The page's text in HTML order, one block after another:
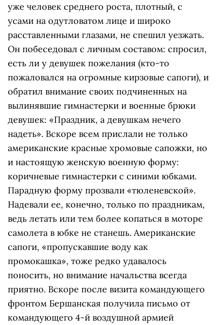
уже человек среднего роста, плотный, с
усами на одутловатом лице и широко
расставленными глазами, не спешил уезжать.
Он побеседовал с личным составом: спросил,
есть ли у девушек пожелания (кто-то
пожаловался на огромные кирзовые сапоги), и
обратил внимание своих подчиненных на
вылинявшие гимнастерки и военные брюки
девушек: «Праздник, а девушкам нечего
надеть». Вскоре всем прислали не только
американские красные хромовые сапожки, но
и настоящую женскую военную форму:
коричневые гимнастерки с синими юбками.
Парадную форму прозвали «тюленевской».
Надевали ее, конечно, только по праздникам,
ведь летать или тем более копаться в моторе
самолета в юбке не станешь. Американские
сапоги, «пропускавшие воду как
промокашка», тоже редко удавалось
поносить, но внимание начальства всегда
приятно. Вскоре после визита командующего
фронтом Бершанская получила письмо от
командующего 4-й воздушной армией